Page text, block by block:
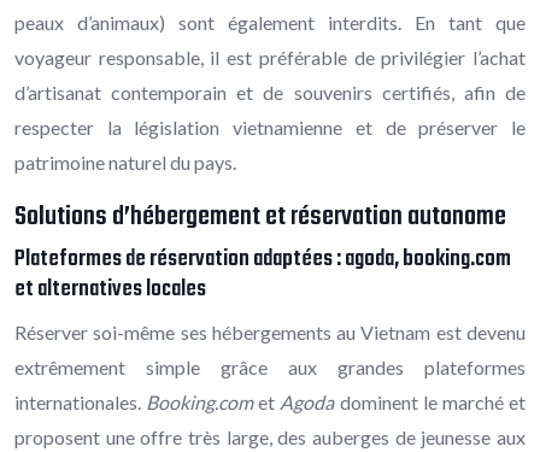
peaux d’animaux) sont également interdits. En tant que
voyageur responsable, il est préférable de privilégier l’achat
d’artisanat contemporain et de souvenirs certifiés, afin de
respecter la législation vietnamienne et de préserver le
patrimoine naturel du pays.
Solutions d’hébergement et réservation autonome
Plateformes de réservation adaptées : agoda, booking.com
et alternatives locales
Réserver soi-même ses hébergements au Vietnam est devenu
extrêmement simple grâce aux grandes plateformes
internationales. Booking.comet Agodadominent le marché et
proposent une offre très large, des auberges de jeunesse aux